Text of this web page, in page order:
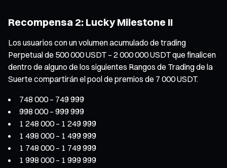
Recompensa 2: Lucky Milestone II
Los usuarios con un volumen acumulado de trading
Perpetual de 500 000 USDT – 2 000 000 USDT que finalicen
dentro de alguno de los siguientes Rangos de Trading de la
Suerte compartirán el pool de premios de 7 000 USDT.
748 000 – 749 999
998 000 – 999 999
1 248 000 – 1 249 999
1 498 000 – 1 499 999
1 748 000 – 1 749 999
1 998 000 – 1 999 999